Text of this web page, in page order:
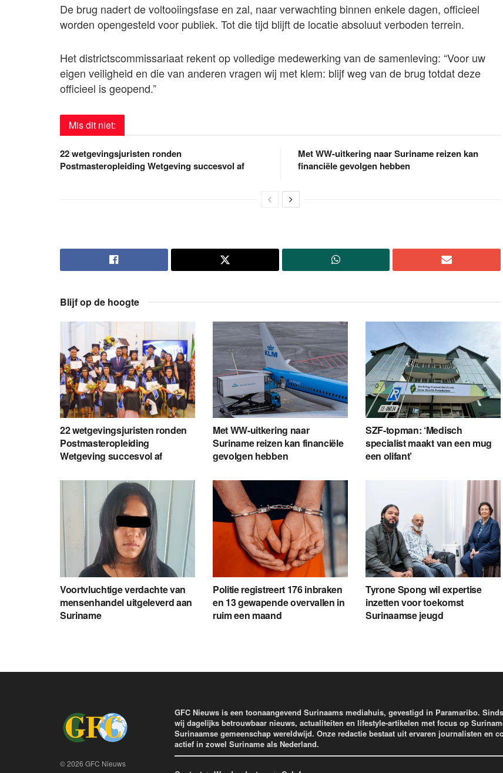
De brug nadert de voltooiingsfase en zal, naar verwachting binnen enkele dagen, officieel
worden opengesteld voor publiek. Tot die tijd blijft de locatie absoluut verboden terrein.
Het districtscommissariaat rekent op volledige medewerking van de samenleving: “Voor uw
eigen veiligheid en die van anderen vragen wij met klem: blijf weg van de brug totdat deze
officieel is geopend.”
Mis dit niet:
22 wetgevingsjuristen ronden
Postmasteropleiding Wetgeving succesvol af
Met WW-uitkering naar Suriname reizen kan
financiële gevolgen hebben
Blijf op de hoogte
22 wetgevingsjuristen ronden
Postmasteropleiding
Wetgeving succesvol af
Met WW-uitkering naar
Suriname reizen kan financiële
gevolgen hebben
SZF-topman: ‘Medisch
specialist maakt van een mug
een olifant’
Voortvluchtige verdachte van
mensenhandel uitgeleverd aan
Suriname
Politie registreert 176 inbraken
en 13 gewapende overvallen in
ruim een maand
Tyrone Spong wil expertise
inzetten voor toekomst
Surinaamse jeugd
© 2026 GFC Nieuws
GFC Nieuws is een toonaangevend Surinaams mediahuis, gevestigd in Paramaribo.
wij dagelijks betrouwbaar nieuws, actualiteiten en lifestyle-artikelen met focus op
Surinaamse gemeenschap wereldwijd. Onze redactie bestaat uit ervaren journalisten en
actief in zowel Suriname als Nederland.